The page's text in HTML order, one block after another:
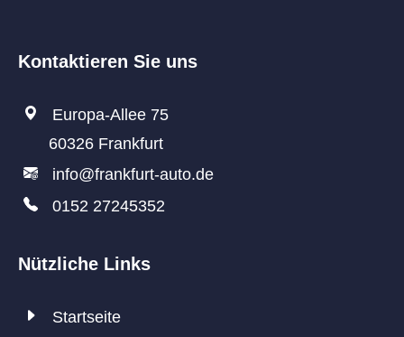
Kontaktieren Sie uns
Europa-Allee 75
60326 Frankfurt
info@frankfurt-auto.de
0152 27245352
Nützliche Links
Startseite